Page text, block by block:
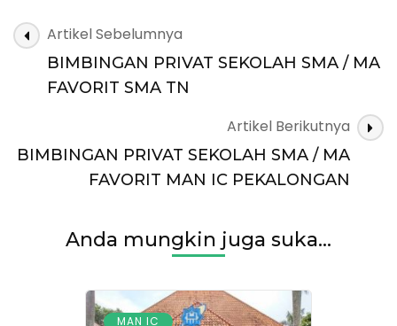
Navigasi
Artikel
Artikel Sebelumnya
BIMBINGAN PRIVAT SEKOLAH SMA / MA
FAVORIT SMA TN
Artikel Berikutnya
BIMBINGAN PRIVAT SEKOLAH SMA / MA
FAVORIT MAN IC PEKALONGAN
Anda mungkin juga suka...
MAN IC ,